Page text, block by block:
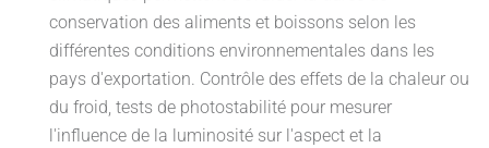
conservation des aliments et boissons selon les
différentes conditions environnementales dans les
pays d'exportation. Contrôle des effets de la chaleur ou
du froid, tests de photostabilité pour mesurer
l'influence de la luminosité sur l'aspect et la